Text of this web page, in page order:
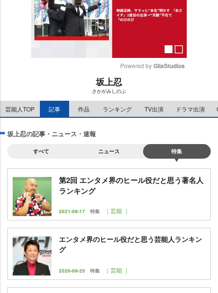
e
Powered by GliaStudios
坂上忍
さかがみしのぶ
芸能人TOP 記事 作品 ランキング TV出演 ドラマ出演
坂上忍の記事・ニュース・速報
すべて ニュース 特集
第2回 エンタメ界のヒール役だと思う著名人
ランキング
2021-09-17 特集 ｜芸能 ｜
エンタメ界のヒール役だと思う芸能人ランキン
グ
2020-09-25 特集 ｜芸能 ｜